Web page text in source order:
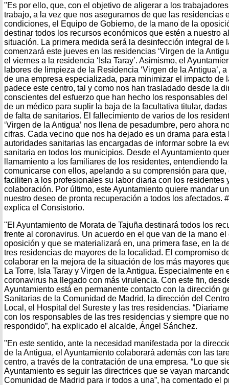
"Es por ello, que, con el objetivo de aligerar a los
trabajo, a la vez que nos aseguramos de que las residencias
condiciones, el Equipo de Gobierno, de la mano de la
destinar todos los recursos económicos que estén a nuestro
situación. La primera medida será la desinfección integral de
comenzará este jueves en las residencias ‘Virgen de la
el viernes a la residencia ‘Isla Taray’. Asimismo, el
labores de limpieza de la Residencia ‘Virgen de la Antigua’,
de una empresa especializada, para minimizar el impacto de
padece este centro, tal y como nos han trasladado desde la
conscientes del esfuerzo que han hecho los responsables
de un médico para suplir la baja de la facultativa titular,
de falta de sanitarios. El fallecimiento de varios de los
‘Virgen de la Antigua’ nos llena de pesadumbre, pero ahora
cifras. Cada vecino que nos ha dejado es un drama para
autoridades sanitarias las encargadas de informar sobre la
sanitaria en todos los municipios. Desde el Ayuntamiento
llamamiento a los familiares de los residentes, entendiendo
comunicarse con ellos, apelando a su comprensión para
faciliten a los profesionales su labor diaria con los residentes
colaboración. Por último, este Ayuntamiento quiere mandar
nuestro deseo de pronta recuperación a todos los afectados.
explica el Consistorio.
"El Ayuntamiento de Morata de Tajuña destinará todos los
frente al coronavirus. Un acuerdo en el que van de la mano
oposición y que se materializará en, una primera fase, en la
tres residencias de mayores de la localidad. El compromiso
colaborar en la mejora de la situación de los más mayores
La Torre, Isla Taray y Virgen de la Antigua. Especialmente en
coronavirus ha llegado con más virulencia. Con este fin,
Ayuntamiento está en permanente contacto con la dirección
Sanitarias de la Comunidad de Madrid, la dirección del
Local, el Hospital del Sureste y las tres residencias.
con los responsables de las tres residencias y siempre que
respondido”, ha explicado el alcalde, Ángel Sánchez.
"En este sentido, ante la necesidad manifestada por la
de la Antigua, el Ayuntamiento colaborará además con las
centro, a través de la contratación de una empresa. “Lo que
Ayuntamiento es seguir las directrices que se vayan
Comunidad de Madrid para ir todos a una”, ha comentado el